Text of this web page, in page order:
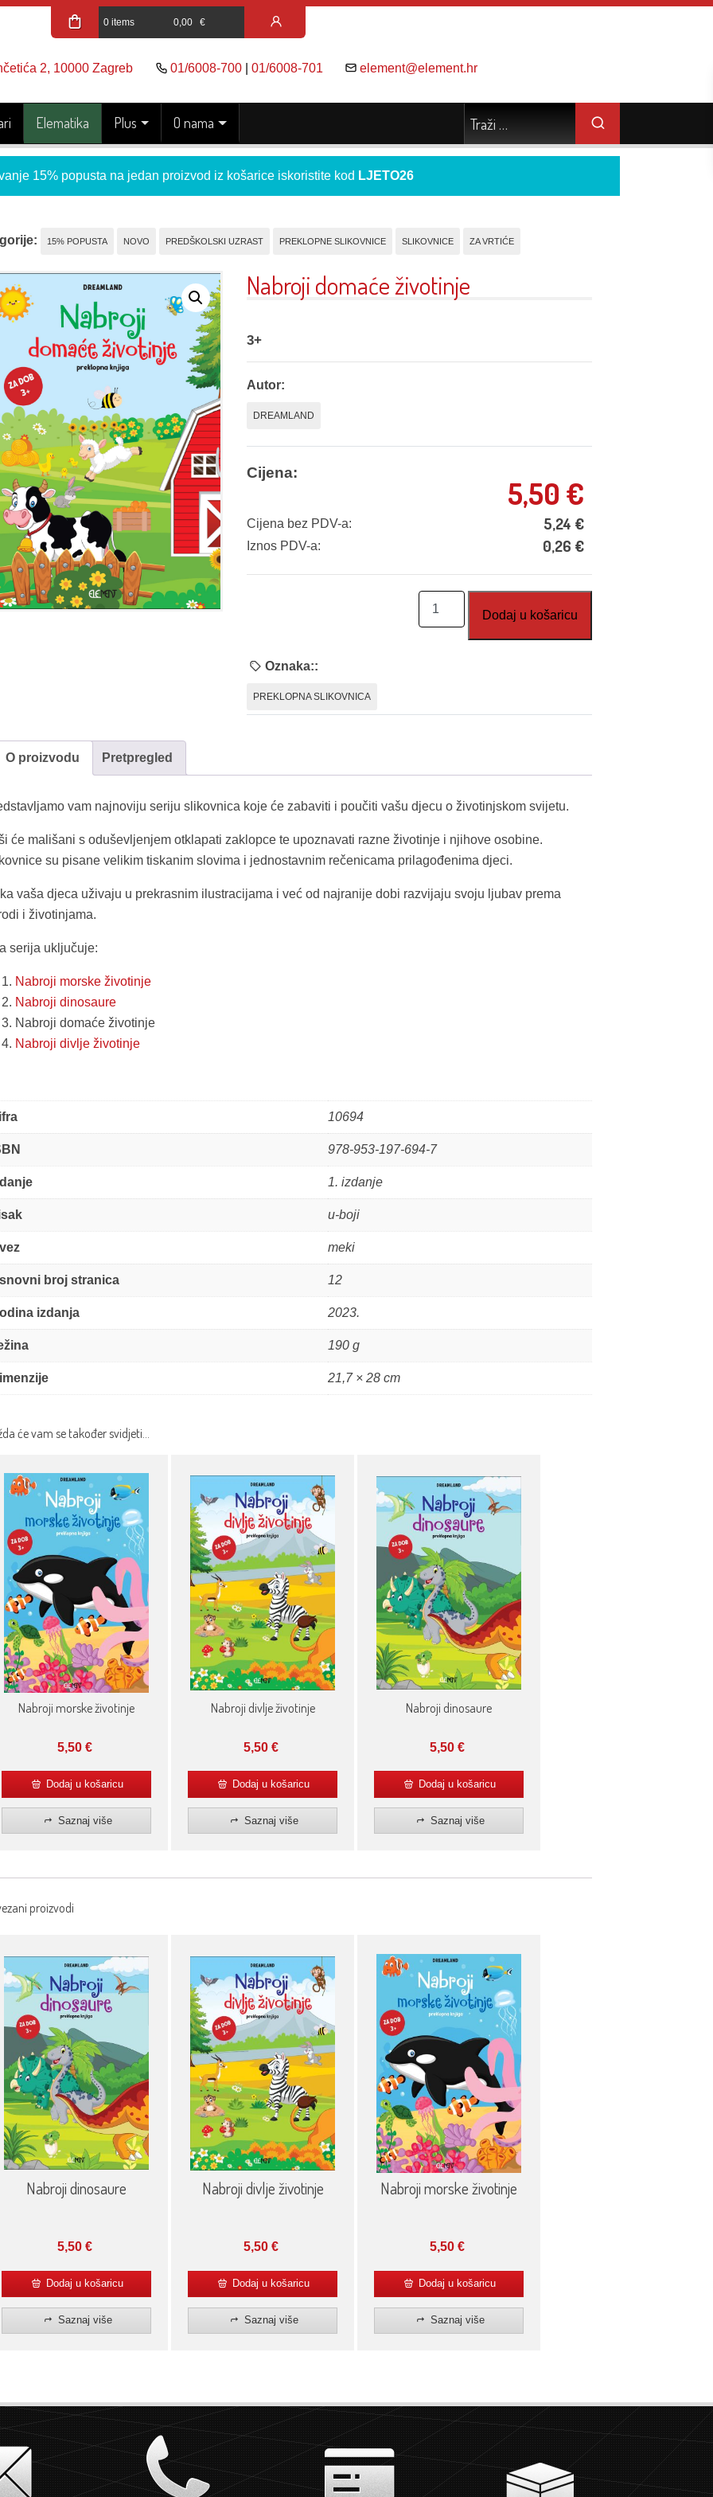
0 items 0,00 €
2, 10000 Zagreb 01/6008-700| 01/6008-701 element@element.hr
Elematika Plus O nama
15% popusta na jedan proizvod iz košarice iskoristite kod LJETO26
15% POPUSTA NOVO PREDŠKOLSKI UZRAST PREKLOPNE SLIKOVNICE SLIKOVNICE ZA VRTIĆE
Nabroji domaće životinje
3+
Autor:
DREAMLAND
Cijena:
5,50 €
Cijena bez PDV-a: 5,24 €
Iznos PDV-a: 0,26 €
Dodaj u košaricu
Oznaka::
PREKLOPNA SLIKOVNICA
O proizvodu Pretpregled
vam najnoviju seriju slikovnica koje će zabaviti i poučiti vašu djecu o životinjskom svijetu.
će mališani s oduševljenjem otklapati zaklopce te upoznavati razne životinje i njihove osobine.
su pisane velikim tiskanim slovima i jednostavnim rečenicama prilagođenima djeci.
vaša djeca uživaju u prekrasnim ilustracijama i već od najranije dobi razvijaju svoju ljubav prema
i životinjama.
serija uključuje:
Nabroji morske životinje
Nabroji dinosaure
Nabroji domaće životinje
Nabroji divlje životinje
10694
978-953-197-694-7
1. izdanje
u-boji
meki
broj stranica 12
izdanja 2023.
190 g
21,7 × 28 cm
će vam se također svidjeti…
Nabroji morske životinje
5,50€
Dodaj u košaricu
Saznaj više
Nabroji divlje životinje
5,50€
Dodaj u košaricu
Saznaj više
Nabroji dinosaure
5,50€
Dodaj u košaricu
Saznaj više
proizvodi
Nabroji dinosaure
5,50€
Dodaj u košaricu
Saznaj više
Nabroji divlje životinje
5,50€
Dodaj u košaricu
Saznaj više
Nabroji morske životinje
5,50€
Dodaj u košaricu
Saznaj više